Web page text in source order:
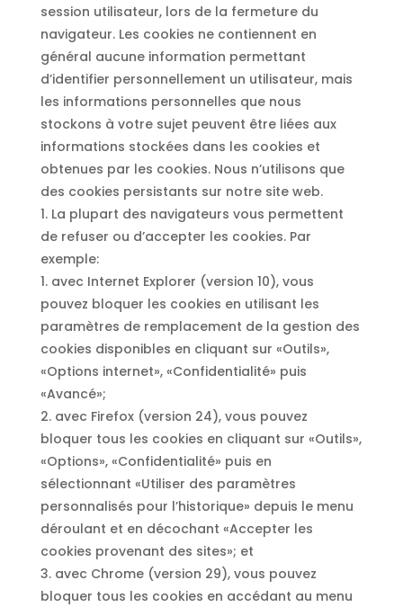
session utilisateur, lors de la fermeture du
navigateur. Les cookies ne contiennent en
général aucune information permettant
d’identifier personnellement un utilisateur, mais
les informations personnelles que nous
stockons à votre sujet peuvent être liées aux
informations stockées dans les cookies et
obtenues par les cookies. Nous n’utilisons que
des cookies persistants sur notre site web.
1. La plupart des navigateurs vous permettent
de refuser ou d’accepter les cookies. Par
exemple:
1. avec Internet Explorer (version 10), vous
pouvez bloquer les cookies en utilisant les
paramètres de remplacement de la gestion des
cookies disponibles en cliquant sur «Outils»,
«Options internet», «Confidentialité» puis
«Avancé»;
2. avec Firefox (version 24), vous pouvez
bloquer tous les cookies en cliquant sur «Outils»,
«Options», «Confidentialité» puis en
sélectionnant «Utiliser des paramètres
personnalisés pour l’historique» depuis le menu
déroulant et en décochant «Accepter les
cookies provenant des sites»; et
3. avec Chrome (version 29), vous pouvez
bloquer tous les cookies en accédant au menu